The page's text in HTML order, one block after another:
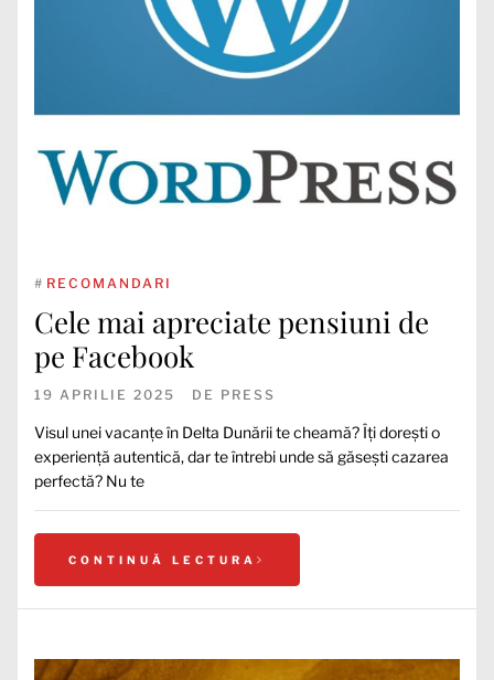
# RECOMANDARI
Cele mai apreciate pensiuni de
pe Facebook
19 APRILIE 2025 DE PRESS
Visul unei vacanțe în Delta Dunării te cheamă? Îți dorești o
experiență autentică, dar te întrebi unde să găsești cazarea
perfectă? Nu te
CONTINUĂ LECTURA